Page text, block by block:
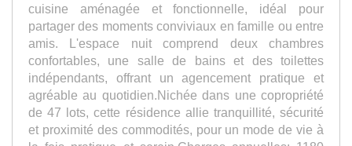
cuisine aménagée et fonctionnelle, idéal pour
partager des moments conviviaux en famille ou entre
amis. L'espace nuit comprend deux chambres
confortables, une salle de bains et des toilettes
indépendants, offrant un agencement pratique et
agréable au quotidien.Nichée dans une copropriété
de 47 lots, cette résidence allie tranquillité, sécurité
et proximité des commodités, pour un mode de vie à